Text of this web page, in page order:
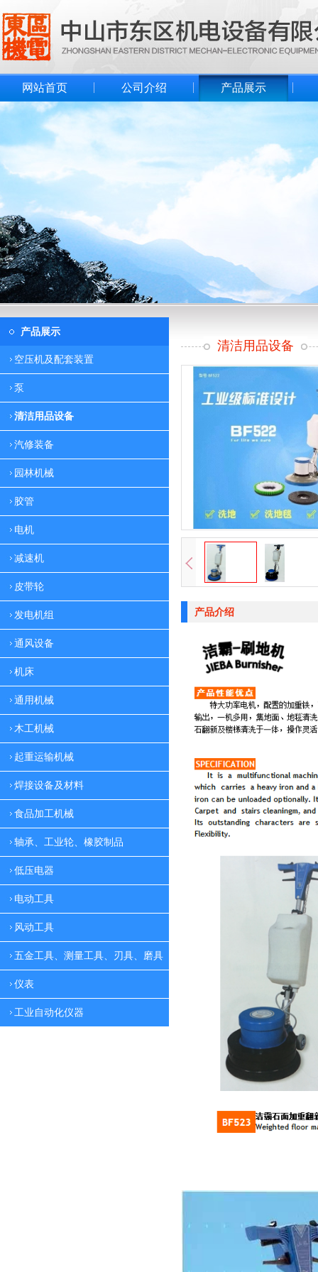
网站首页 公司介绍 产品展示
产品展示
空压机及配套装置
泵
清洁用品设备
汽修装备
园林机械
胶管
电机
减速机
皮带轮
发电机组
通风设备
机床
通用机械
木工机械
起重运输机械
焊接设备及材料
食品加工机械
轴承、工业轮、橡胶制品
低压电器
电动工具
风动工具
五金工具、测量工具、刃具、磨具
仪表
工业自动化仪器
清洁用品设备
产品介绍